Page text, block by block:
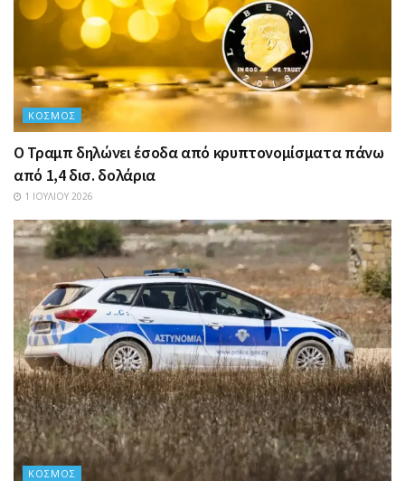
ΚΌΣΜΟΣ
Ο Τραμπ δηλώνει έσοδα από κρυπτονομίσματα πάνω
από 1,4 δισ. δολάρια
1 ΙΟΥΛΊΟΥ 2026
ΚΌΣΜΟΣ